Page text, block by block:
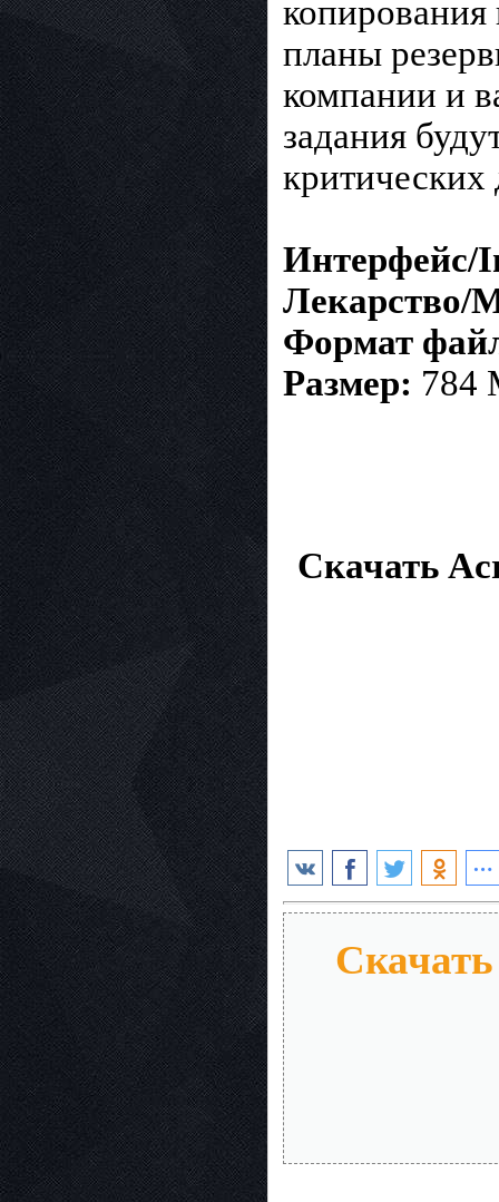
копирования
планы
компании и
задания
Интерфейс/
Лекарство/
Формат
Размер: 784
Скачать